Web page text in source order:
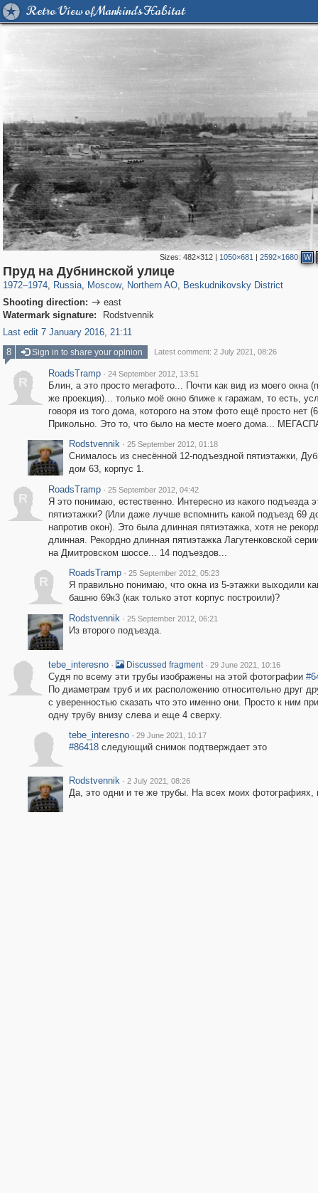
Retro View of Mankind's Habitat
Sizes: 482×312 | 1050×681 | 2592×1680 W
Пруд на Дубнинской улице
1972–1974, Russia
1,407,325 29,248
, Moscow
319,882 8,286
, Northern AO
22,544 598
, Beskudnikovsky District
Shooting direction:  east
Watermark signature:
Rodstvennik
Last edit 7 January 2016, 21:11
8
Sign in to share your opinion Latest comment: 2 July 2021, 08:26
R
RoadsTramp · 24 September 2012, 13:51
Блин, а это просто мегафото... Почти как вид из моего окна
же проекция)... только моё окно ближе к гаражам, то есть,
говоря из того дома, которого на этом фото ещё просто нет
Прикольно. Это то, что было на месте моего дома...
Rodstvennik · 25 September 2012, 01:18
Снималось из снесённой 12-подъездной пятиэтажки,
дом 63, корпус 1.
R
RoadsTramp · 25 September 2012, 04:42
Я это понимаю, естественно. Интересно из какого подъезда
пятиэтажки? (Или даже лучше вспомнить какой подъезд 69
напротив окон). Это была длинная пятиэтажка, хотя не
длинная. Рекордно длинная пятиэтажка Лагутенковской
на Дмитровском шоссе... 14 подъездов...
R
RoadsTramp · 25 September 2012, 05:23
Я правильно понимаю, что окна из 5-этажки выходили
башню 69к3 (как только этот корпус построили)?
Rodstvennik · 25 September 2012, 06:21
Из второго подъезда.
tebe_interesno · Discussed fragment · 29 June 2021, 10:16
Судя по всему эти трубы изображены на этой фотографии
По диаметрам труб и их расположению относительно друг
с уверенностью сказать что это именно они. Просто к ним
одну трубу внизу слева и еще 4 сверху.
tebe_interesno · 29 June 2021, 10:17
#86418следующий снимок подтверждает это
Rodstvennik · 2 July 2021, 08:26
Да, это одни и те же трубы. На всех моих фотографиях,